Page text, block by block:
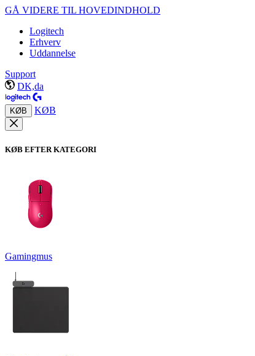
GÅ VIDERE TIL HOVEDINDHOLD
Logitech
Erhverv
Uddannelse
Support
DK,da
KØB KØB
KØB EFTER KATEGORI
Gamingmus